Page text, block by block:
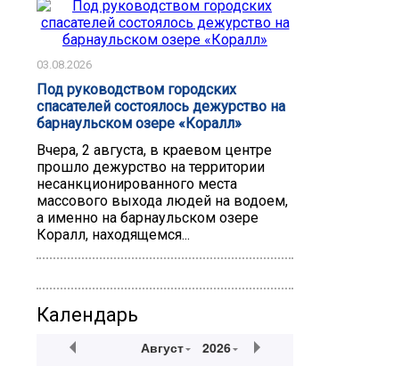
03.08.2026
Под руководством городских
спасателей состоялось дежурство на
барнаульском озере «Коралл»
Вчера, 2 августа, в краевом центре
прошло дежурство на территории
несанкционированного места
массового выхода людей на водоем,
а именно на барнаульском озере
Коралл, находящемся...
Календарь
Август 2026